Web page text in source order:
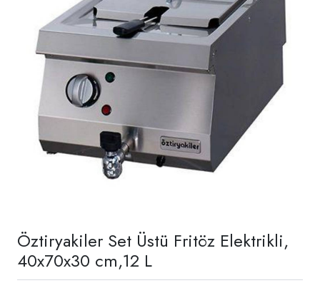
Öztiryakiler Set Üstü Fritöz Elektrikli,
40x70x30 cm,12 L